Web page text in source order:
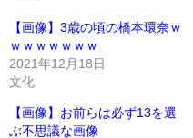
【画像】3歳の頃の橋本環奈ｗ
ｗｗｗｗｗｗｗ
2021年12月18日
文化
【画像】お前らは必ず13を選
ぶ不思議な画像